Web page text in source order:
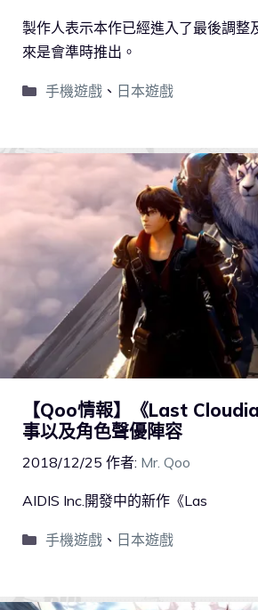
製作人表示本作已經進入了最後調整
來是會準時推出。
手機遊戲、 日本遊戲
【Qoo情報】《Last
事以及角色聲優陣容
2018/12/25 作者: Mr. Qoo
AIDIS Inc.開發中的新作《Las
手機遊戲、 日本遊戲